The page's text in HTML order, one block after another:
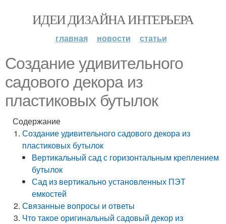
ИДЕИ ДИЗАЙНА ИНТЕРЬЕРА
главная новости статьи
Создание удивительного
садового декора из
пластиковых бутылок
Содержание
Создание удивительного садового декора из
пластиковых бутылок
Вертикальный сад с горизонтальным креплением
бутылок
Сад из вертикально установленных ПЭТ
емкостей
Связанные вопросы и ответы
Что такое оригинальный садовый декор из